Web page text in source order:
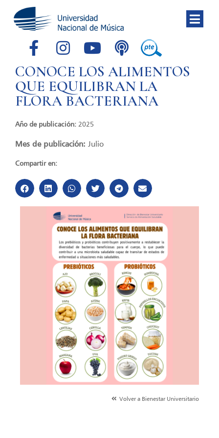
CONOCE LOS ALIMENTOS
QUE EQUILIBRAN LA
FLORA BACTERIANA
Año de publicación: 2025
Mes de publicación:Julio
Compartir en:
Volver a Bienestar Universitario